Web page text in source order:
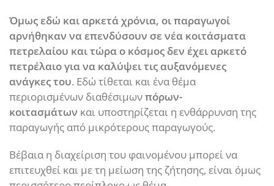
Όμως εδώ και αρκετά χρόνια, οι παραγωγοί
αρνήθηκαν να επενδύσουν σε νέα κοιτάσματα
πετρελαίου και τώρα ο κόσμος δεν έχει αρκετό
πετρέλαιο για να καλύψει τις αυξανόμενες
ανάγκες του. Εδώ τίθεται και ένα θέμα
περιορισμένων διαθέσιμωνπόρων-
κοιτασμάτων και υποστηρίζεται η ενθάρρυνση της
παραγωγής από μικρότερους παραγωγούς.
Βέβαια η διαχείριση του φαινομένου μπορεί να
επιτευχθεί και με τη μείωση της ζήτησης, είναι όμως